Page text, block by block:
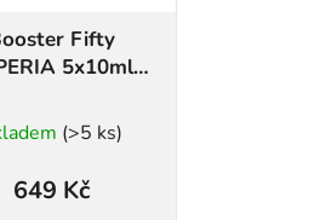
Fifty
5x10ml
(>5 ks)
649 Kč